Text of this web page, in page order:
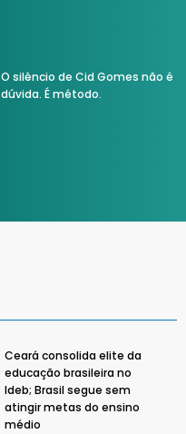
O silêncio de Cid Gomes não é
dúvida. É método.
Ceará consolida elite da
educação brasileira no
Ideb; Brasil segue sem
atingir metas do ensino
médio